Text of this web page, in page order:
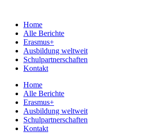
Home
Alle Berichte
Erasmus+
Ausbildung weltweit
Schulpartnerschaften
Kontakt
Home
Alle Berichte
Erasmus+
Ausbildung weltweit
Schulpartnerschaften
Kontakt